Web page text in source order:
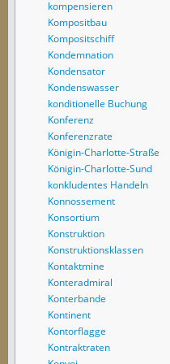
kompensieren
Kompositbau
Kompositschiff
Kondemnation
Kondensator
Kondenswasser
konditionelle Buchung
Konferenz
Konferenzrate
Königin-Charlotte-Straße
Königin-Charlotte-Sund
konkludentes Handeln
Konnossement
Konsortium
Konstruktion
Konstruktionsklassen
Kontaktmine
Konteradmiral
Konterbande
Kontinent
Kontorflagge
Kontraktraten